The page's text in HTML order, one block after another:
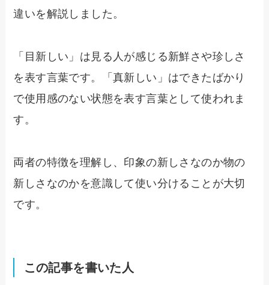
違いを解説しました。
「目新しい」は見る人が感じる新鮮さや珍しさ
を表す言葉です。「真新しい」はできたばかり
で使用感のない状態を表す言葉として使われま
す。
両者の特徴を理解し、印象の新しさなのか物の
新しさなのかを意識して使い分けることが大切
です。
この記事を書いた人